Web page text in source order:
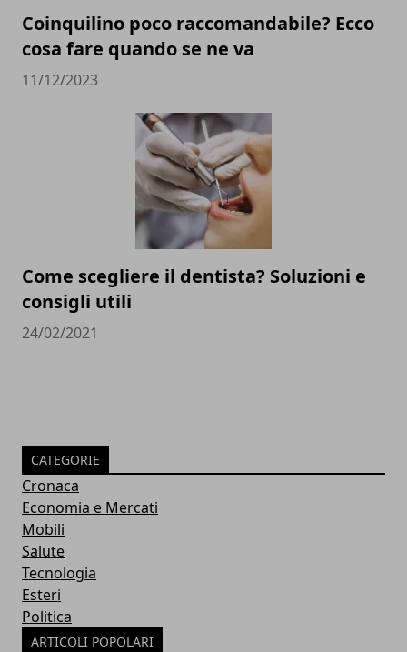
Coinquilino poco raccomandabile? Ecco
cosa fare quando se ne va
11/12/2023
Come scegliere il dentista? Soluzioni e
consigli utili
24/02/2021
CATEGORIE
Cronaca
Economia e Mercati
Mobili
Salute
Tecnologia
Esteri
Politica
ARTICOLI POPOLARI